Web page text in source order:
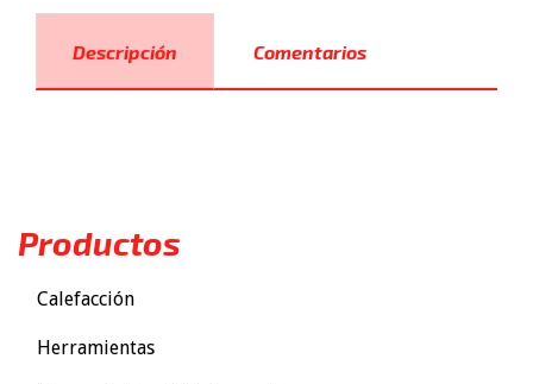
Descripción Comentarios
Productos
Calefacción
Herramientas